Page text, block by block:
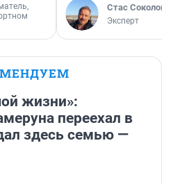
Стас Соколов
Эксперт
жизни»:
переехал в
здесь семью —